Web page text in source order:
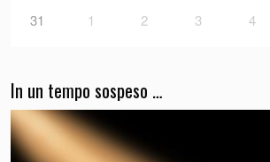
31 1 2 3 4
In un tempo sospeso …